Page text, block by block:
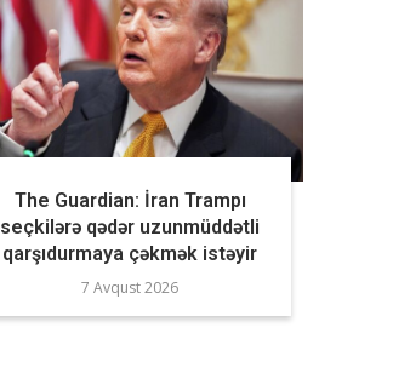
The Guardian: İran Trampı
seçkilərə qədər uzunmüddətli
qarşıdurmaya çəkmək istəyir
7 Avqust 2026